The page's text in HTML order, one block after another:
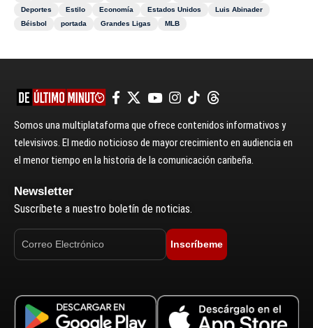
Deportes
Estilo Economía Estados Unidos
Luis Abinader
Béisbol
portada Grandes Ligas MLB
Somos una multiplataforma que ofrece contenidos informativos y
televisivos. El medio noticioso de mayor crecimiento en audiencia en
el menor tiempo en la historia de la comunicación caribeña.
Newsletter
Suscríbete a nuestro boletín de noticias.
Inscríbeme